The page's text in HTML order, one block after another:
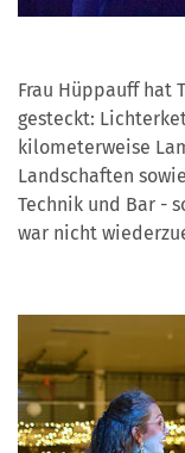
Frau Hüppauff hat
gesteckt:
kilometerweise
Landschaften
Technik und Bar -
war nicht